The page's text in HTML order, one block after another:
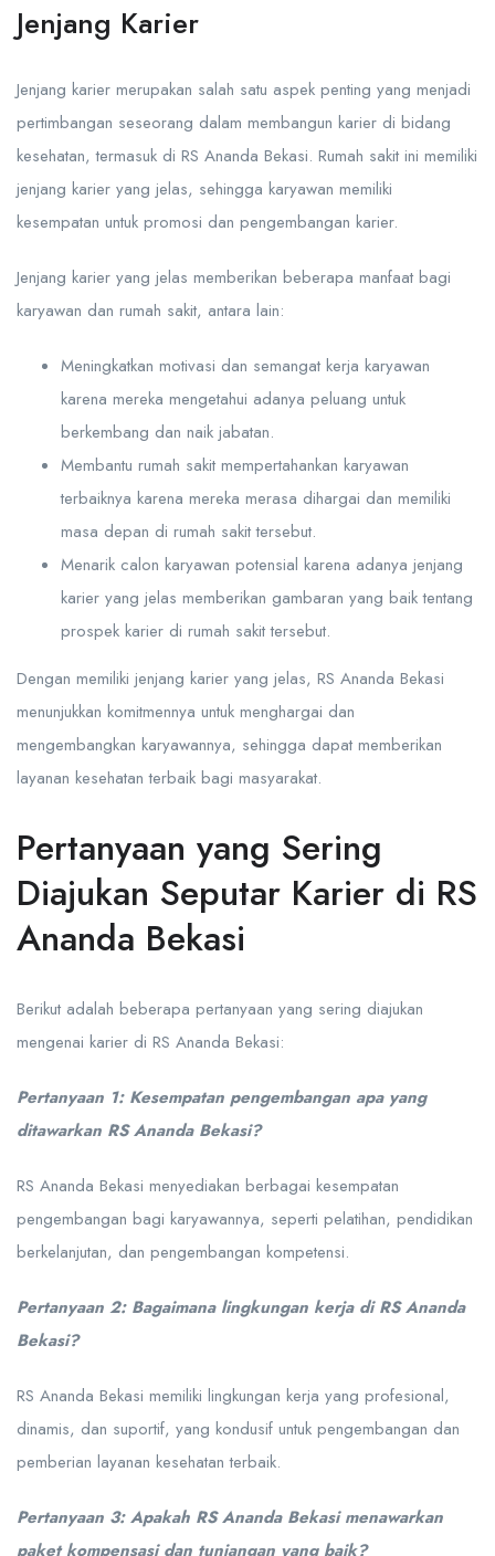
Jenjang Karier
Jenjang karier merupakan salah satu aspek penting yang menjadi
pertimbangan seseorang dalam membangun karier di bidang
kesehatan, termasuk di RS Ananda Bekasi. Rumah sakit ini memiliki
jenjang karier yang jelas, sehingga karyawan memiliki
kesempatan untuk promosi dan pengembangan karier.
Jenjang karier yang jelas memberikan beberapa manfaat bagi
karyawan dan rumah sakit, antara lain:
Meningkatkan motivasi dan semangat kerja karyawan
karena mereka mengetahui adanya peluang untuk
berkembang dan naik jabatan.
Membantu rumah sakit mempertahankan karyawan
terbaiknya karena mereka merasa dihargai dan memiliki
masa depan di rumah sakit tersebut.
Menarik calon karyawan potensial karena adanya jenjang
karier yang jelas memberikan gambaran yang baik tentang
prospek karier di rumah sakit tersebut.
Dengan memiliki jenjang karier yang jelas, RS Ananda Bekasi
menunjukkan komitmennya untuk menghargai dan
mengembangkan karyawannya, sehingga dapat memberikan
layanan kesehatan terbaik bagi masyarakat.
Pertanyaan yang Sering
Diajukan Seputar Karier di RS
Ananda Bekasi
Berikut adalah beberapa pertanyaan yang sering diajukan
mengenai karier di RS Ananda Bekasi:
Pertanyaan 1: Kesempatan pengembangan apa yang
ditawarkan RS Ananda Bekasi?
RS Ananda Bekasi menyediakan berbagai kesempatan
pengembangan bagi karyawannya, seperti pelatihan, pendidikan
berkelanjutan, dan pengembangan kompetensi.
Pertanyaan 2: Bagaimana lingkungan kerja di RS Ananda
Bekasi?
RS Ananda Bekasi memiliki lingkungan kerja yang profesional,
dinamis, dan suportif, yang kondusif untuk pengembangan dan
pemberian layanan kesehatan terbaik.
Pertanyaan 3: Apakah RS Ananda Bekasi menawarkan
paket kompensasi dan tunjangan yang baik?